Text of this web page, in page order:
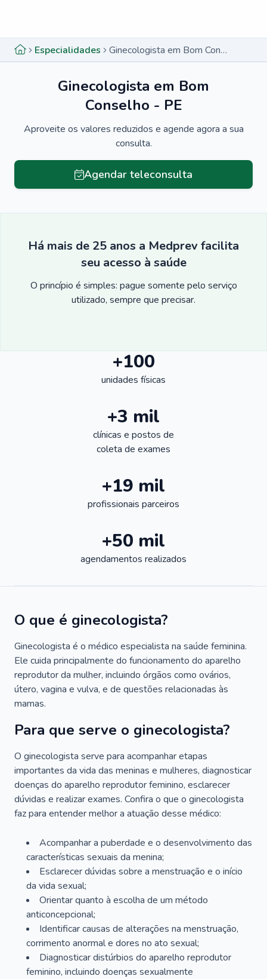
Especialidades Ginecologista em Bom Conselho - PE
Ginecologista em Bom
Conselho - PE
Aproveite os valores reduzidos e agende agora a sua
consulta.
Agendar teleconsulta
Há mais de 25 anos a Medprev facilita
seu acesso à saúde
O princípio é simples: pague somente pelo serviço
utilizado, sempre que precisar.
+100
unidades físicas
+3 mil
clínicas e postos de
coleta de exames
+19 mil
profissionais parceiros
+50 mil
agendamentos realizados
O que é ginecologista?
Ginecologista é o médico especialista na saúde feminina.
Ele cuida principalmente do funcionamento do aparelho
reprodutor da mulher, incluindo órgãos como ovários,
útero, vagina e vulva, e de questões relacionadas às
mamas.
Para que serve o ginecologista?
O ginecologista serve para acompanhar etapas
importantes da vida das meninas e mulheres, diagnosticar
doenças do aparelho reprodutor feminino, esclarecer
dúvidas e realizar exames. Confira o que o ginecologista
faz para entender melhor a atuação desse médico:
Acompanhar a puberdade e o desenvolvimento das
características sexuais da menina;
Esclarecer dúvidas sobre a menstruação e o início
da vida sexual;
Orientar quanto à escolha de um método
anticoncepcional;
Identificar causas de alterações na menstruação,
corrimento anormal e dores no ato sexual;
Diagnosticar distúrbios do aparelho reprodutor
feminino, incluindo doenças sexualmente